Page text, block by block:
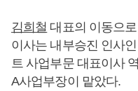
김희철 대표의 이동으
이사는 내부승진 인사
트 사업부문 대표이사
A사업부장이 맡았다.